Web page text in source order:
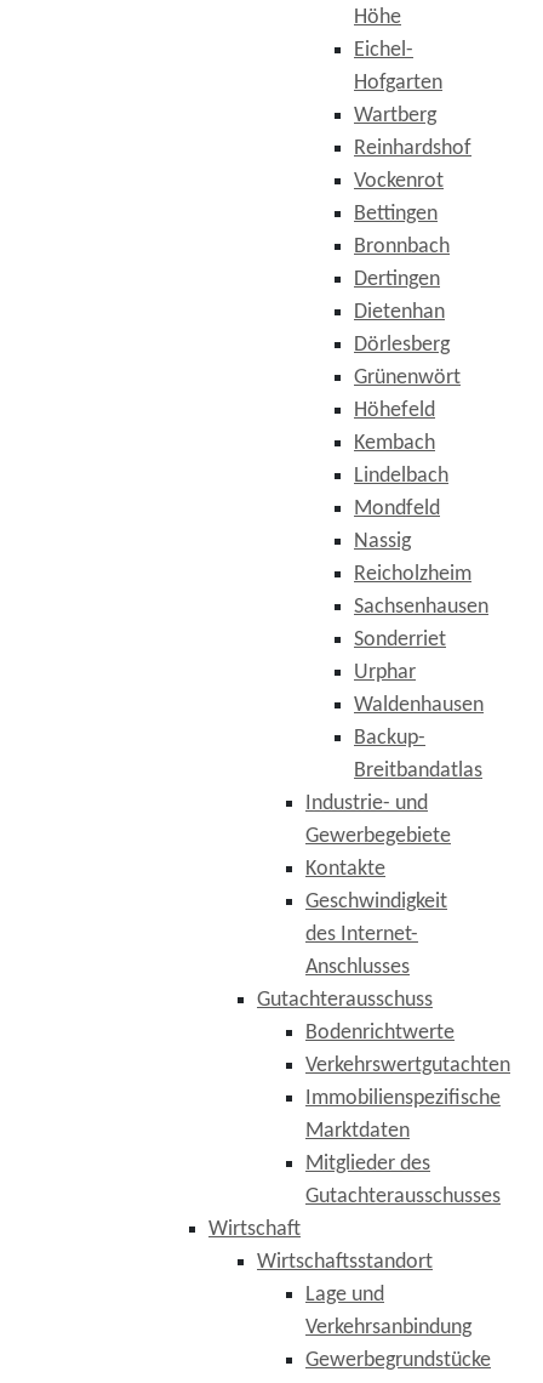
Höhe
Eichel-
Hofgarten
Wartberg
Reinhardshof
Vockenrot
Bettingen
Bronnbach
Dertingen
Dietenhan
Dörlesberg
Grünenwört
Höhefeld
Kembach
Lindelbach
Mondfeld
Nassig
Reicholzheim
Sachsenhausen
Sonderriet
Urphar
Waldenhausen
Backup-
Breitbandatlas
Industrie- und
Gewerbegebiete
Kontakte
Geschwindigkeit
des Internet-
Anschlusses
Gutachterausschuss
Bodenrichtwerte
Verkehrswertgutachten
Immobilienspezifische
Marktdaten
Mitglieder des
Gutachterausschusses
Wirtschaft
Wirtschaftsstandort
Lage und
Verkehrsanbindung
Gewerbegrundstücke